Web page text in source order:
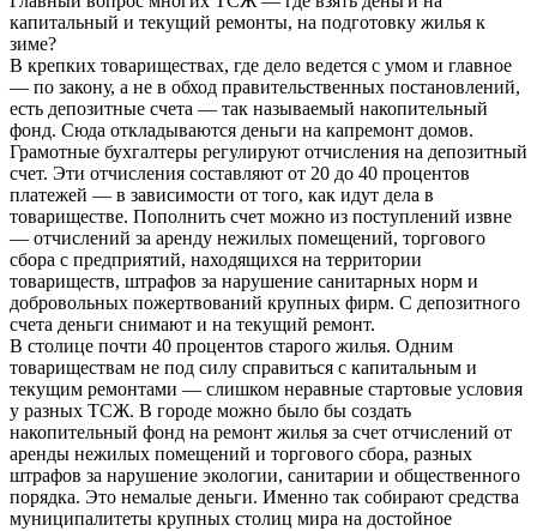
капитальный и текущий ремонты, на подготовку жилья к
зиме?
В крепких товариществах, где дело ведется с умом и главное
— по закону, а не в обход правительственных постановлений,
есть депозитные счета — так называемый накопительный
фонд. Сюда откладываются деньги на капремонт домов.
Грамотные бухгалтеры регулируют отчисления на депозитный
счет. Эти отчисления составляют от 20 до 40 процентов
платежей — в зависимости от того, как идут дела в
товариществе. Пополнить счет можно из поступлений извне
— отчислений за аренду нежилых помещений, торгового
сбора с предприятий, находящихся на территории
товариществ, штрафов за нарушение санитарных норм и
добровольных пожертвований крупных фирм. С депозитного
счета деньги снимают и на текущий ремонт.
В столице почти 40 процентов старого жилья. Одним
товариществам не под силу справиться с капитальным и
текущим ремонтами — слишком неравные стартовые условия
у разных ТСЖ. В городе можно было бы создать
накопительный фонд на ремонт жилья за счет отчислений от
аренды нежилых помещений и торгового сбора, разных
штрафов за нарушение экологии, санитарии и общественного
порядка. Это немалые деньги. Именно так собирают средства
муниципалитеты крупных столиц мира на достойное